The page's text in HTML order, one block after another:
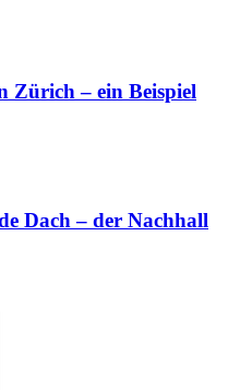
Zürich – ein Beispiel
Dach – der Nachhall